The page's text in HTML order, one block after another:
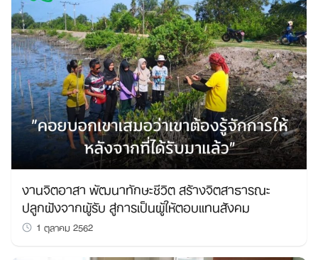
งานจิตอาสา พัฒนาทักษะชีวิต สร้างจิตสาธารณะ
ปลูกฝังจากผู้รับ สู่การเป็นผู้ให้ตอบแทนสังคม
1 ตุลาคม 2562